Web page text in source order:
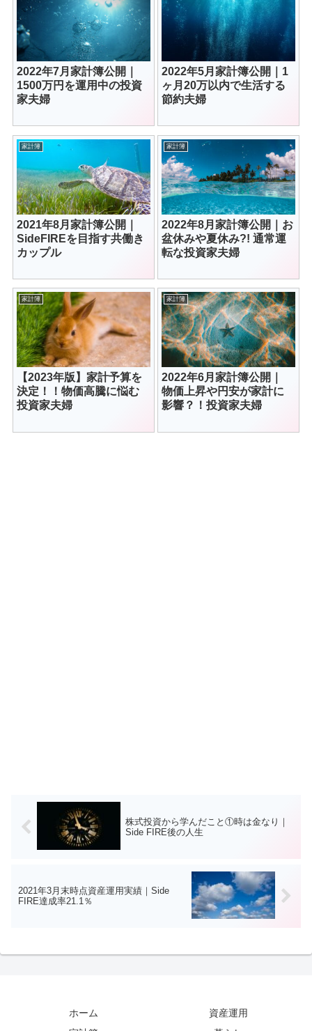
2022年7月家計簿公開｜
1500万円を運用中の投資
家夫婦
2022年5月家計簿公開｜1
ヶ月20万以内で生活する
節約夫婦
家計簿
2021年8月家計簿公開｜
SideFIREを目指す共働き
カップル
家計簿
2022年8月家計簿公開｜お
盆休みや夏休み?! 通常運
転な投資家夫婦
家計簿
【2023年版】家計予算を
決定！！物価高騰に悩む
投資家夫婦
家計簿
2022年6月家計簿公開｜
物価上昇や円安が家計に
影響？！投資家夫婦
株式投資から学んだこと①時は金なり｜
Side FIRE後の人生
2021年3月末時点資産運用実績｜Side
FIRE達成率21.1％
ホーム
資産運用